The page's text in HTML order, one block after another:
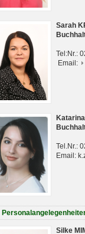
Sarah
Tel:Nr.:
Email:
Tel.Nr.:
Email:
Silke